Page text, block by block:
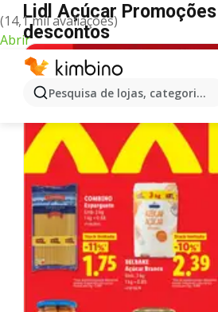
(14,1 mil avaliações)
Abrir
Pesquisa de lojas,
Lidl Açúcar
descontos